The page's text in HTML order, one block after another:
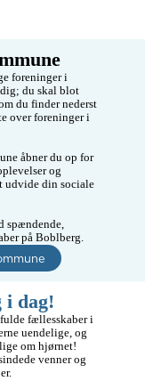
foreninger i
du skal blot
du finder nederst
over foreninger i
åbner du op for
og
udvide din sociale
spændende,
på Boblberg.
i dag!
fællesskaber i
uendelige, og
om hjørnet!
venner og